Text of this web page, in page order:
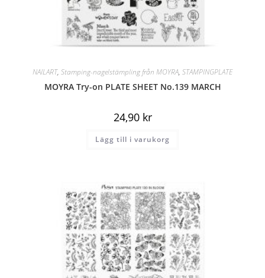
NAILART, Stamping-nagelstämpling från MOYRA, STAMPINGPLATE
MOYRA Try-on PLATE SHEET No.139 MARCH
24,90 kr
Lägg till i varukorg